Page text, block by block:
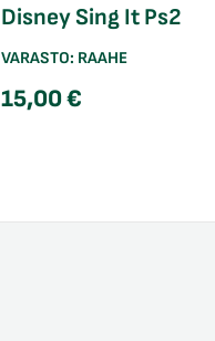
Disney Sing It Ps2
VARASTO: RAAHE
15,00€